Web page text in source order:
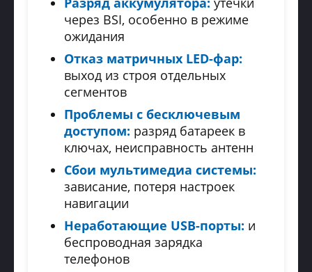
через BSI, особенно в режиме
ожидания
Отказ матричных LED-фар:
выход из строя отдельных
сегментов
Проблемы с бесключевым
доступом: разряд батареек в
ключах, неисправность антенн
Сбои мультимедиа системы:
зависание, потеря настроек
навигации
Неработающие USB-порты: и
беспроводная зарядка
телефонов